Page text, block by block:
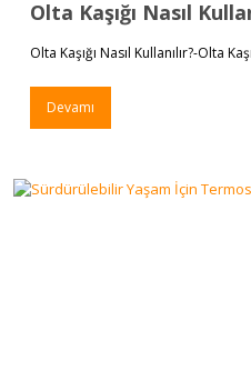
Olta Kaşığı Nasıl Kullanılır?-Olta
Devamı